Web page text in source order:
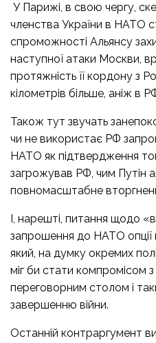
У Парижі, в свою чергу,
членства України в НАТО
спроможності Альянсу
наступної атаки Москви,
протяжність її кордону з
кілометрів більше, аніж в
Також тут звучать
чи не використає РФ
НАТО як підтвердження
загрожував РФ, чим Путін
повномасштабне
І, нарешті, питання щодо
запрошення до НАТО опції
який, на думку окремих
міг би стати компромісом
переговорним столом і
завершенню війни.
Останній контраргумент